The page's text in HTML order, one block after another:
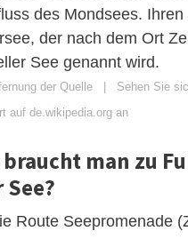
des Mondsees. Ihren
der nach dem Ort
See genannt wird.
der Quelle | Sehen Sie
auf de.wikipedia.org an
man zu
Route Seepromenade